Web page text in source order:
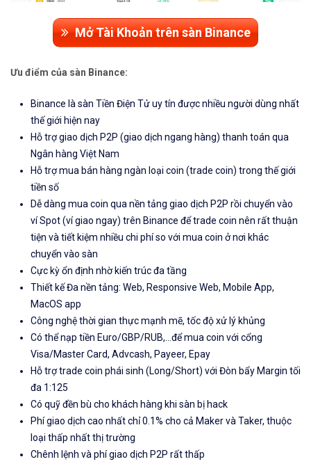
Mở Tài Khoản trên sàn Binance
Ưu điểm của sàn Binance:
Binance là sàn Tiền Điện Tử uy tín được nhiều người dùng nhất
thế giới hiện nay
Hỗ trợ giao dịch P2P (giao dịch ngang hàng) thanh toán qua
Ngân hàng Việt Nam
Hỗ trợ mua bán hàng ngàn loại coin (trade coin) trong thế giới
tiền số
Dễ dàng mua coin qua nền tảng giao dịch P2P rồi chuyển vào
ví Spot (ví giao ngay) trên Binance để trade coin nên rất thuận
tiện và tiết kiệm nhiều chi phí so với mua coin ở nơi khác
chuyển vào sàn
Cực kỳ ổn định nhờ kiến trúc đa tầng
Thiết kế Đa nền tảng: Web, Responsive Web, Mobile App,
MacOS app
Công nghệ thời gian thực mạnh mẽ, tốc độ xử lý khủng
Có thể nạp tiền Euro/GBP/RUB,...để mua coin với cổng
Visa/Master Card, Advcash, Payeer, Epay
Hỗ trợ trade coin phái sinh (Long/Short) với Đòn bẩy Margin tối
đa 1:125
Có quỹ đền bù cho khách hàng khi sàn bị hack
Phí giao dịch cao nhất chỉ 0.1% cho cả Maker và Taker, thuộc
loại thấp nhất thị trường
Chênh lệnh và phí giao dịch P2P rất thấp